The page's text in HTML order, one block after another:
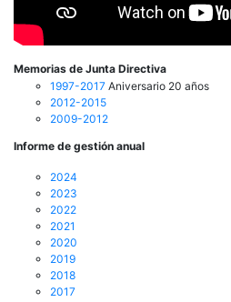
Memorias de Junta Directiva
1997-2017 Aniversario 20 años
2012-2015
2009-2012
Informe de gestión anual
2024
2023
2022
2021
2020
2019
2018
2017